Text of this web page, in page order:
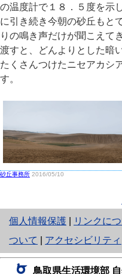
の温度計で１８．５度を示
に引き続き今朝の砂丘もと
りの鳴き声だけが聞こえて
渡すと、どんよりとした暗
たくさんつけたニセアカシ
す。
砂丘事務所 2016/05/10
個人情報保護
と
り
ネ
リンクに
ついて
アクセシビリティ
鳥取県生活環境部